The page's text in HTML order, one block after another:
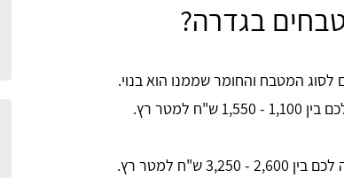
בגדרה?
המטבח והחומר שממנו הוא בנוי.
ש"ח למטר רץ.
- 3,250 ש"ח למטר רץ.